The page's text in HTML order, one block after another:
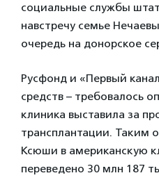
социальные службы
навстречу семье
очередь на донорское
Русфонд и «Первый
средств – требовалось
клиника выставила за
трансплантации. Таким
Ксюши в американскую
переведено 30 млн 187